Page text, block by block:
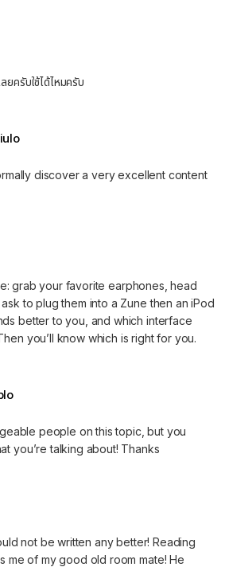
ยครับใช้ได้ไหมครับ
discover a very excellent content
grab your favorite earphones, head
to plug them into a Zune then an iPod
better to you, and which interface
you’ll know which is right for you.
people on this topic, but you
you’re talking about! Thanks
not be written any better! Reading
me of my good old room mate! He